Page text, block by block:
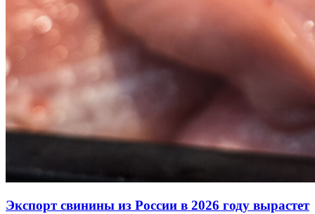
Экспорт свинины из России в 2026 году вырастет